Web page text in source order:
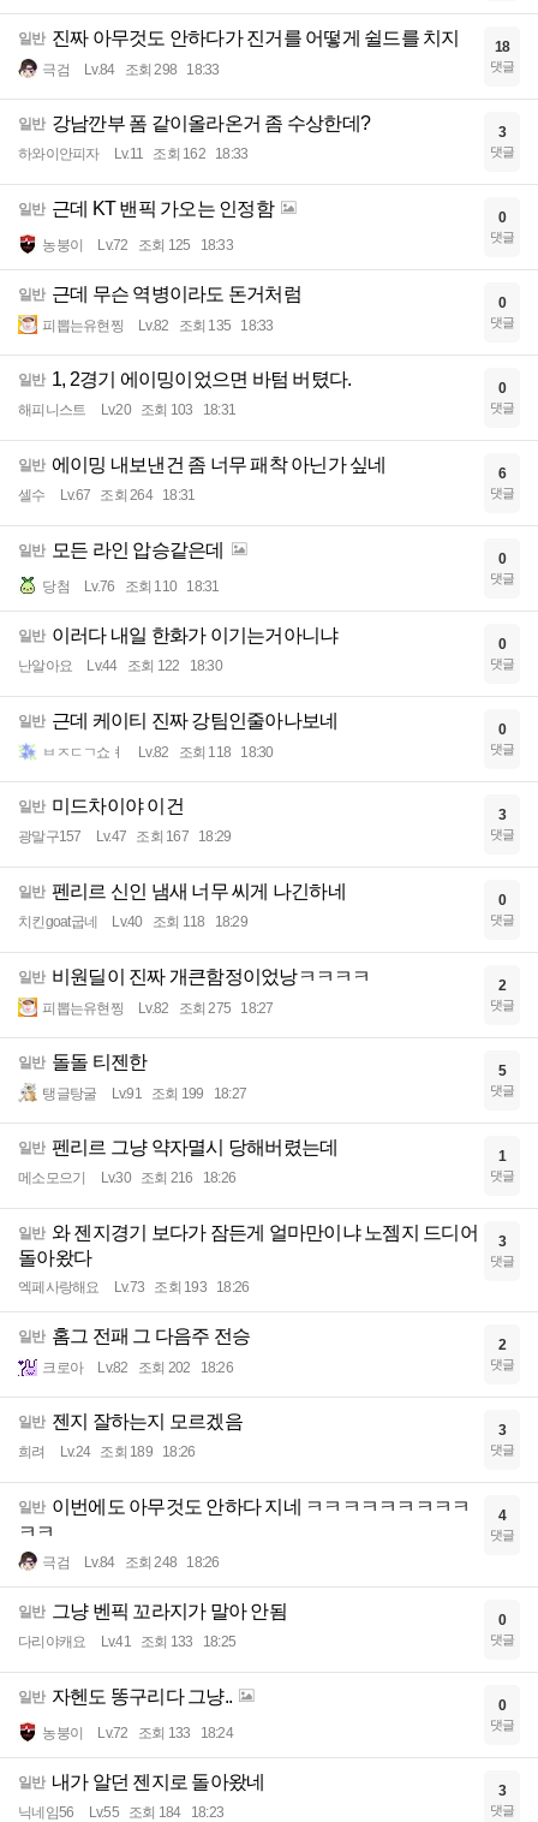
일반 진짜 아무것도 안하다가 진거를 어떻게 쉴드를 치지
극검 Lv.84 조회 298 18:33
18
댓글
일반 강남깐부 폼 같이올라온거 좀 수상한데?
하와이안피자 Lv.11 조회 162 18:33
3
댓글
일반 근데 KT 밴픽 가오는 인정함
농붕이 Lv.72 조회 125 18:33
0
댓글
일반 근데 무슨 역병이라도 돈거처럼
피뽑는유현찡 Lv.82 조회 135 18:33
0
댓글
일반 1, 2경기 에이밍이었으면 바텀 버텼다.
해피니스트 Lv.20 조회 103 18:31
0
댓글
일반 에이밍 내보낸건 좀 너무 패착 아닌가 싶네
셀수 Lv.67 조회 264 18:31
6
댓글
일반 모든 라인 압승같은데
당첨 Lv.76 조회 110 18:31
0
댓글
일반 이러다 내일 한화가 이기는거아니냐
난알아요 Lv.44 조회 122 18:30
0
댓글
일반 근데 케이티 진짜 강팀인줄아나보네
ㅂㅈㄷㄱ쇼ㅕ Lv.82 조회 118 18:30
0
댓글
일반 미드차이야 이건
광말구157 Lv.47 조회 167 18:29
3
댓글
일반 펜리르 신인 냄새 너무 씨게 나긴하네
치킨goat굽네 Lv.40 조회 118 18:29
0
댓글
일반 비원딜이 진짜 개큰함정이었낭ㅋㅋㅋㅋ
피뽑는유현찡 Lv.82 조회 275 18:27
2
댓글
일반 돌돌 티젠한
탱글탕굴 Lv.91 조회 199 18:27
5
댓글
일반 펜리르 그냥 약자멸시 당해버렸는데
메소모으기 Lv.30 조회 216 18:26
1
댓글
일반 와 젠지경기 보다가 잠든게 얼마만이냐 노젬지 드디어
돌아왔다
엑페사랑해요 Lv.73 조회 193 18:26
3
댓글
일반 홈그 전패 그 다음주 전승
크로아 Lv.82 조회 202 18:26
2
댓글
일반 젠지 잘하는지 모르겠음
희려 Lv.24 조회 189 18:26
3
댓글
일반 이번에도 아무것도 안하다 지네 ㅋㅋㅋㅋㅋㅋㅋㅋㅋ
ㅋㅋ
극검 Lv.84 조회 248 18:26
4
댓글
일반 그냥 벤픽 꼬라지가 말아 안됨
다리야캐요 Lv.41 조회 133 18:25
0
댓글
일반 자헨도 똥구리다 그냥..
농붕이 Lv.72 조회 133 18:24
0
댓글
일반 내가 알던 젠지로 돌아왔네
닉네임56 Lv.55 조회 184 18:23
3
댓글